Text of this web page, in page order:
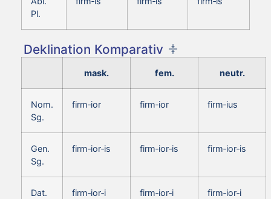
Pl.
Deklination Komparativ
mask. fem. neutr.
Nom.
Sg.
firm‑ior firm‑ior firm‑ius
Gen.
Sg.
firm‑ior‑is firm‑ior‑is firm‑ior‑is
Dat.
firm‑ior‑i firm‑ior‑i firm‑ior‑i